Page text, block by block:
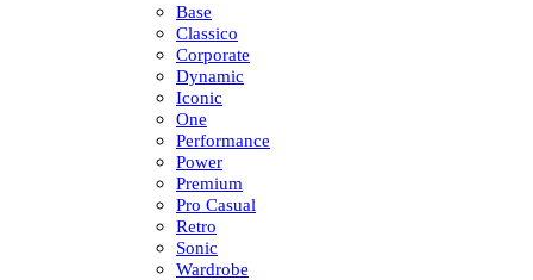
Base
Classico
Corporate
Dynamic
Iconic
One
Performance
Power
Premium
Pro Casual
Retro
Sonic
Wardrobe